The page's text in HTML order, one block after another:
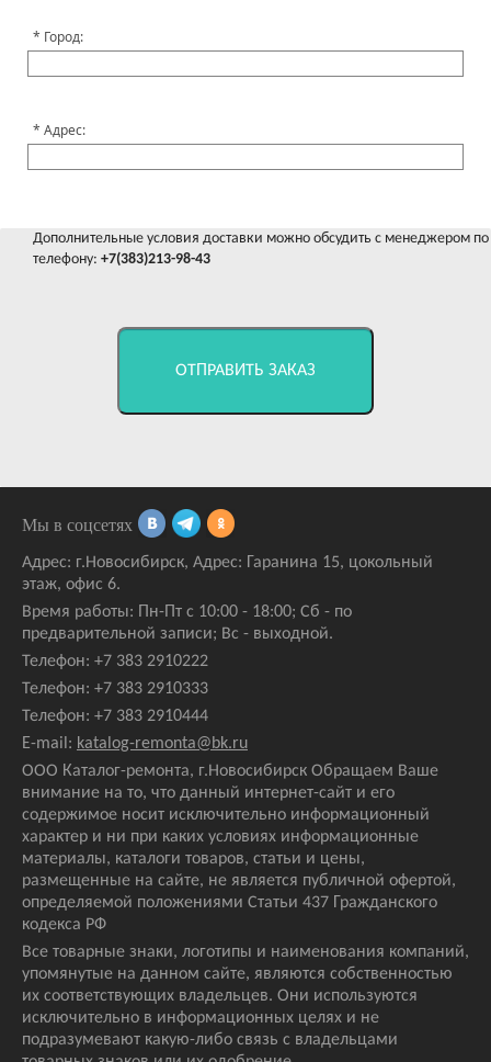
Город:
Адрес:
Дополнительные условия доставки можно обсудить с менеджером по
телефону: +7(383)213-98-43
ОТПРАВИТЬ ЗАКАЗ
Адрес: г.Новосибирск, Адрес: Гаранина 15, цокольный
этаж, офис 6.
Время работы: Пн-Пт с 10:00 - 18:00; Сб - по
предварительной записи; Вс - выходной.
Телефон: +7 383 2910222
Телефон: +7 383 2910333
Телефон: +7 383 2910444
E-mail: katalog-remonta@bk.ru
ООО Каталог-ремонта, г.Новосибирск Обращаем Ваше
внимание на то, что данный интернет-сайт и его
содержимое носит исключительно информационный
характер и ни при каких условиях информационные
материалы, каталоги товаров, статьи и цены,
размещенные на сайте, не является публичной офертой,
определяемой положениями Статьи 437 Гражданского
кодекса РФ
Все товарные знаки, логотипы и наименования компаний,
упомянутые на данном сайте, являются собственностью
их соответствующих владельцев. Они используются
исключительно в информационных целях и не
подразумевают какую-либо связь с владельцами
Мы в соцсетях